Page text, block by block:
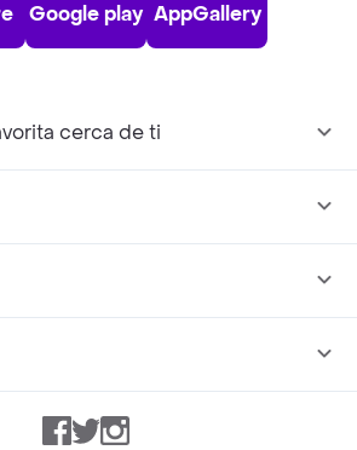
Google play AppGallery
cerca de ti
Facebook
TwitterInstagram